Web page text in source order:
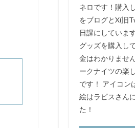
ネロです！購入
をブログとX(旧
日課にしていま
グッズを購入し
金はわかりませ
ークナイツの楽
です！ アイコン
絵はラピスさん
た！